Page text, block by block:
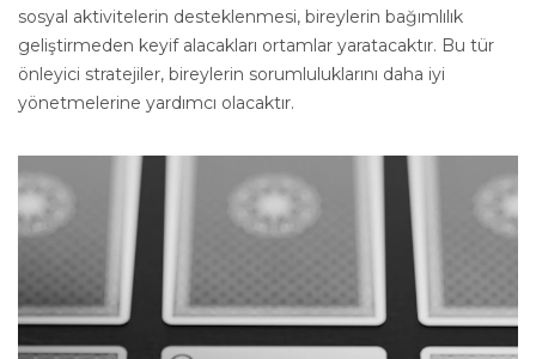
sosyal aktivitelerin desteklenmesi, bireylerin bağımlılık
geliştirmeden keyif alacakları ortamlar yaratacaktır. Bu tür
önleyici stratejiler, bireylerin sorumluluklarını daha iyi
yönetmelerine yardımcı olacaktır.